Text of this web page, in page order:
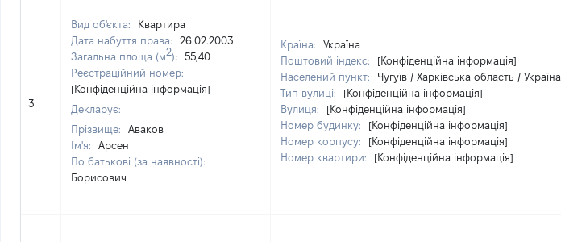
3
Вид об'єкта:
Квартира
Дата набуття права:
26.02.2003
Загальна площа (м2):
55,40
Реєстраційний номер:
[Конфіденційна інформація]
Декларує:
Прізвище:
Аваков
Ім'я:
Арсен
По батькові (за наявності):
Борисович
Країна:
Україна
Поштовий індекс:
[Конфіденційна інформація]
Населений пункт:
Чугуїв / Харківська область / Україна
Тип вулиці:
[Конфіденційна інформація]
Вулиця:
[Конфіденційна інформація]
Номер будинку:
[Конфіденційна інформація]
Номер корпусу:
[Конфіденційна інформація]
Номер квартири:
[Конфіденційна інформація]